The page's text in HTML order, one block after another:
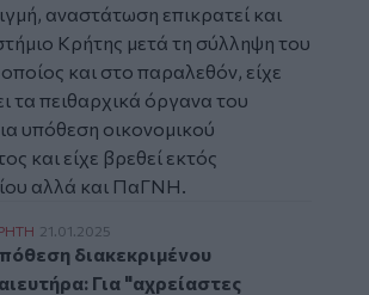
αναστάτωση επικρατεί και
Κρήτης μετά τη σύλληψη του
και στο παραλεθόν, είχε
τα πειθαρχικά όργανα του
υπόθεση οικονομικού
και είχε βρεθεί εκτός
αλλά και ΠαΓΝΗ.
διακεκριμένου μαιευτήρα: Για
21.01.2025
διακεκριμένου
Για "αχρείαστες